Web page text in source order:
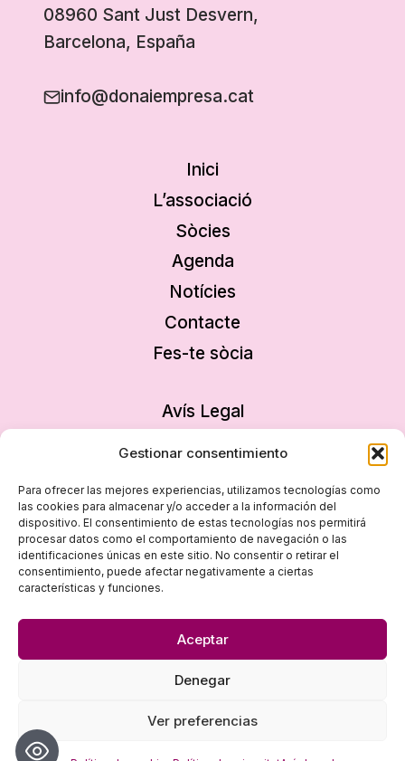
Gestionar consentimiento
Para ofrecer las mejores experiencias, utilizamos tecnologías como
las cookies para almacenar y/o acceder a la información del
dispositivo. El consentimiento de estas tecnologías nos permitirá
procesar datos como el comportamiento de navegación o las
identificaciones únicas en este sitio. No consentir o retirar el
consentimiento, puede afectar negativamente a ciertas
características y funciones.
Aceptar
Denegar
Ver preferencias
08960 Sant Just Desvern,
Barcelona, España
info@donaiempresa.cat
Inici
L’associació
Sòcies
Agenda
Notícies
Contacte
Fes-te sòcia
Avís Legal
Declaració d’accessibilitat
Mapa del lloc